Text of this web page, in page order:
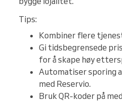
Tips:
Kombiner flere
Gi tidsbegrensede
for å skape høy
Automatiser sporing
med Reservio.
Bruk QR-koder på